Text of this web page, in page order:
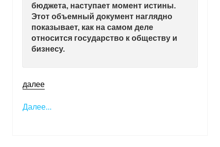
Кафедра МАДИ
Аспирантура
Обучение
бюджета, наступает момент истины.
Этот объемный документ наглядно
показывает, как на самом деле
относится государство к обществу и
бизнесу.
далее
Далее...